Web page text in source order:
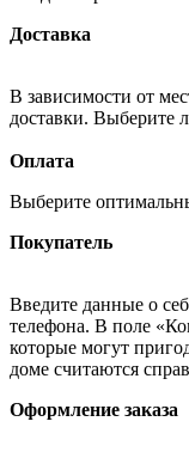
Доставка
В зависимости от
доставки. Выберите
Оплата
Выберите
Покупатель
Введите данные о
телефона. В поле
которые могут
доме считаются
Оформление заказа